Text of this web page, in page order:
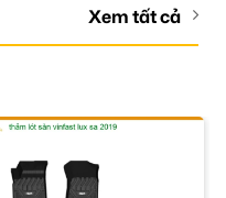
Xem tất cả